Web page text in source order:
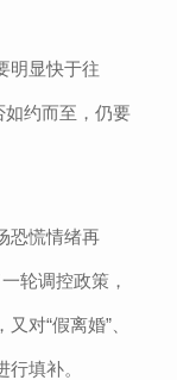
明显快于往
如约而至，仍要
恐慌情绪再
轮调控政策，
对“假离婚”、
填补。